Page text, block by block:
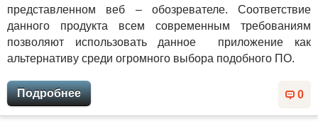
представленном веб – обозревателе. Соответствие
данного продукта всем современным требованиям
позволяют использовать данное приложение как
альтернативу среди огромного выбора подобного ПО.
0
Подробнее